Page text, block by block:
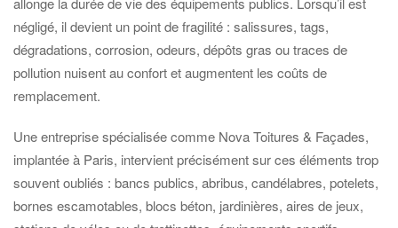
négligé, il devient un point de fragilité : salissures, tags,
dégradations, corrosion, odeurs, dépôts gras ou traces de
pollution nuisent au confort et augmentent les coûts de
remplacement.
Une entreprise spécialisée comme Nova Toitures & Façades,
implantée à Paris, intervient précisément sur ces éléments trop
souvent oubliés : bancs publics, abribus, candélabres, potelets,
bornes escamotables, blocs béton, jardinières, aires de jeux,